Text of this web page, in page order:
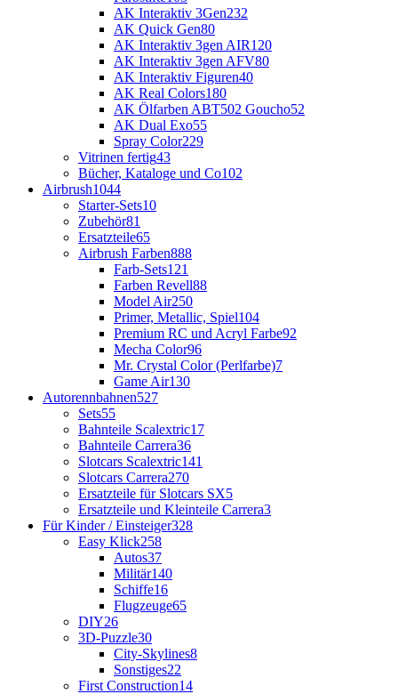
AK Interaktiv 3Gen232
AK Quick Gen80
AK Interaktiv 3gen AIR120
AK Interaktiv 3gen AFV80
AK Interaktiv Figuren40
AK Real Colors180
AK Ölfarben ABT502 Goucho52
AK Dual Exo55
Spray Color229
Vitrinen fertig43
Bücher, Kataloge und Co102
Airbrush1044
Starter-Sets10
Zubehör81
Ersatzteile65
Airbrush Farben888
Farb-Sets121
Farben Revell88
Model Air250
Primer, Metallic, Spiel104
Premium RC und Acryl Farbe92
Mecha Color96
Mr. Crystal Color (Perlfarbe)7
Game Air130
Autorennbahnen527
Sets55
Bahnteile Scalextric17
Bahnteile Carrera36
Slotcars Scalextric141
Slotcars Carrera270
Ersatzteile für Slotcars SX5
Ersatzteile und Kleinteile Carrera3
Für Kinder / Einsteiger328
Easy Klick258
Autos37
Militär140
Schiffe16
Flugzeuge65
DIY26
3D-Puzzle30
City-Skylines8
Sonstiges22
First Construction14